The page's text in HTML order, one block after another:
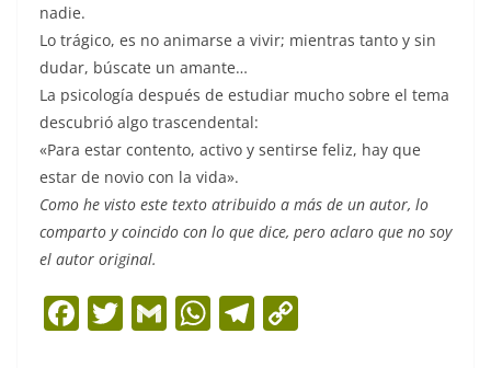
nadie.
Lo trágico, es no animarse a vivir; mientras tanto y sin
dudar, búscate un amante…
La psicología después de estudiar mucho sobre el tema
descubrió algo trascendental:
«Para estar contento, activo y sentirse feliz, hay que
estar de novio con la vida».
Como he visto este texto atribuido a más de un autor, lo
comparto y coincido con lo que dice, pero aclaro que no soy
el autor original.
F T G W T